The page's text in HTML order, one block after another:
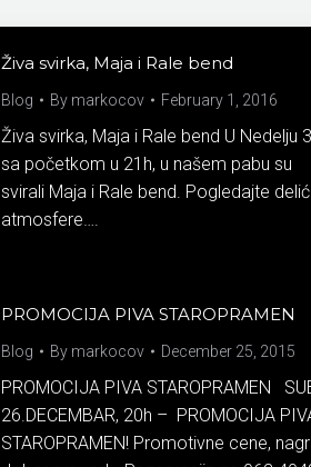
Živa svirka, Maja i Rale bend
Blog By markocov February 1, 2016
Živa svirka, Maja i Rale bend U Nedelju
sa početkom u 21h, u našem pabu su
svirali Maja i Rale bend. Pogledajte delić
atmosfere….
PROMOCIJA PIVA STAROPRAMEN
Blog By markocov December 25, 2015
PROMOCIJA PIVA STAROPRAMEN
26.DECEMBAR, 20h – PROMOCIJA
STAROPRAMEN! Promotivne cene,